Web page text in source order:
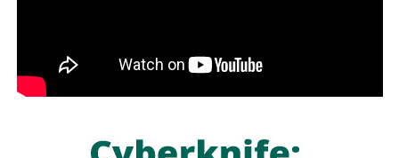
También lee:
movimientos ligados al huachicol